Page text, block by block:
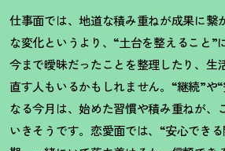
仕事面では、地道な積み重ねが成果に繋
な変化というより、“土台を整えること”
今まで曖昧だったことを整理したり、生
直す人もいるかもしれません。 “継続”や“
なる今月は、始めた習慣や積み重ねが、
いきそうです。恋愛面では、“安心でき